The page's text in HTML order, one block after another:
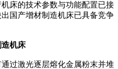
床的技术参数与功能配置已接
国产增材制造机床已具备竞争
造机床
激光逐层熔化金属粉末并堆